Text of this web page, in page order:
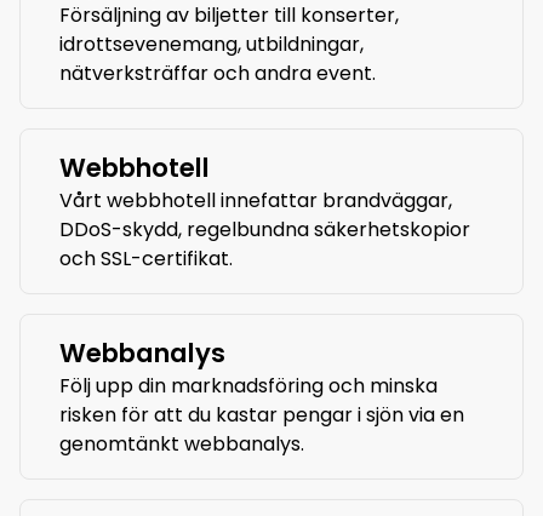
Försäljning av biljetter till konserter,
idrottsevenemang, utbildningar,
nätverksträffar och andra event.
Webbhotell
Vårt webbhotell innefattar brandväggar,
DDoS-skydd, regelbundna säkerhetskopior
och SSL-certifikat.
Webbanalys
Följ upp din marknadsföring och minska
risken för att du kastar pengar i sjön via en
genomtänkt webbanalys.